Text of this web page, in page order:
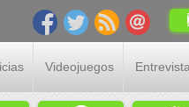
Videojuegos